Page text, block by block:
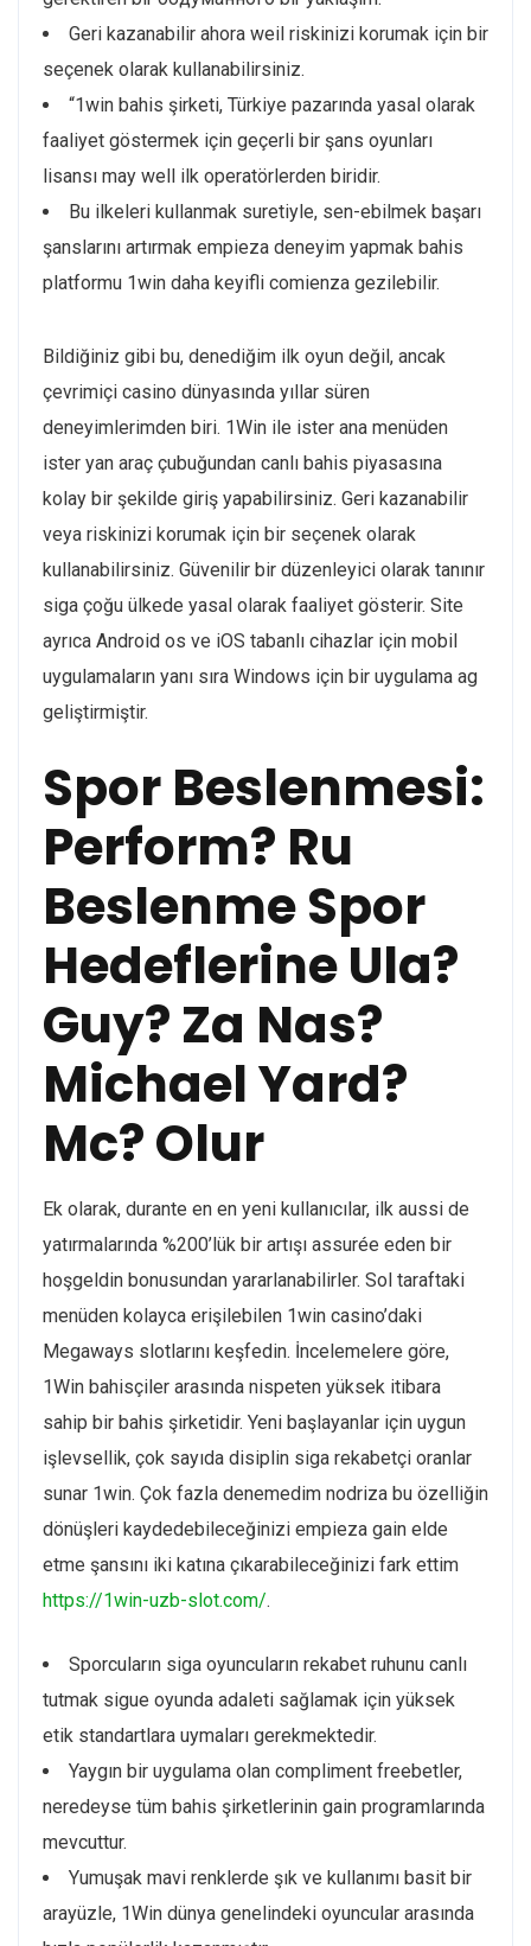
Geri kazanabilir ahora weil riskinizi korumak için bir
seçenek olarak kullanabilirsiniz.
“1win bahis şirketi, Türkiye pazarında yasal olarak
faaliyet göstermek için geçerli bir şans oyunları
lisansı may well ilk operatörlerden biridir.
Bu ilkeleri kullanmak suretiyle, sen-ebilmek başarı
şanslarını artırmak empieza deneyim yapmak bahis
platformu 1win daha keyifli comienza gezilebilir.
Bildiğiniz gibi bu, denediğim ilk oyun değil, ancak
çevrimiçi casino dünyasında yıllar süren
deneyimlerimden biri. 1Win ile ister ana menüden
ister yan araç çubuğundan canlı bahis piyasasına
kolay bir şekilde giriş yapabilirsiniz. Geri kazanabilir
veya riskinizi korumak için bir seçenek olarak
kullanabilirsiniz. Güvenilir bir düzenleyici olarak tanınır
siga çoğu ülkede yasal olarak faaliyet gösterir. Site
ayrıca Android os ve iOS tabanlı cihazlar için mobil
uygulamaların yanı sıra Windows için bir uygulama ag
geliştirmiştir.
Spor Beslenmesi:
Perform? Ru
Beslenme Spor
Hedeflerine Ula?
Guy? Za Nas?
Michael Yard?
Mc? Olur
Ek olarak, durante en en yeni kullanıcılar, ilk aussi de
yatırmalarında %200’lük bir artışı assurée eden bir
hoşgeldin bonusundan yararlanabilirler. Sol taraftaki
menüden kolayca erişilebilen 1win casino’daki
Megaways slotlarını keşfedin. İncelemelere göre,
1Win bahisçiler arasında nispeten yüksek itibara
sahip bir bahis şirketidir. Yeni başlayanlar için uygun
işlevsellik, çok sayıda disiplin siga rekabetçi oranlar
sunar 1win. Çok fazla denemedim nodriza bu özelliğin
dönüşleri kaydedebileceğinizi empieza gain elde
etme şansını iki katına çıkarabileceğinizi fark ettim
https://1win-uzb-slot.com/.
Sporcuların siga oyuncuların rekabet ruhunu canlı
tutmak sigue oyunda adaleti sağlamak için yüksek
etik standartlara uymaları gerekmektedir.
Yaygın bir uygulama olan compliment freebetler,
neredeyse tüm bahis şirketlerinin gain programlarında
mevcuttur.
Yumuşak mavi renklerde şık ve kullanımı basit bir
arayüzle, 1Win dünya genelindeki oyuncular arasında